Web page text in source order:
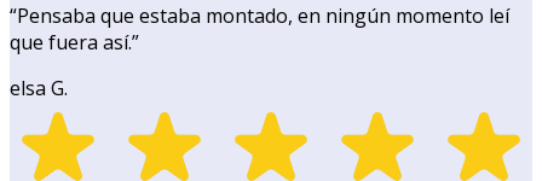
“Pensaba que estaba montado, en ningún momento leí
que fuera así.”
elsa G.